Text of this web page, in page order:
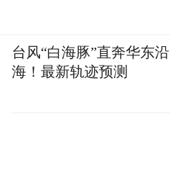
台风“白海豚”直奔华东沿
海！最新轨迹预测